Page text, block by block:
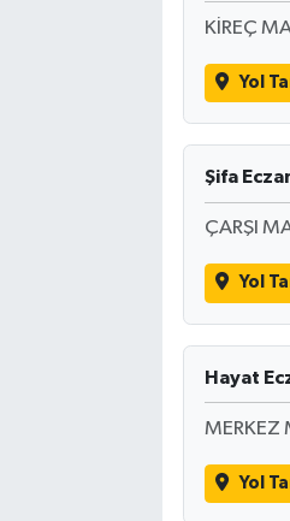
KİREÇ
Yol
Şifa
ÇARŞI
Yol
Hayat
MERKEZ
Yol